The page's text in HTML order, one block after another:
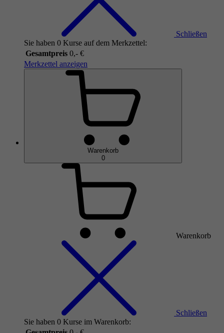
Schließen
Sie haben 0 Kurse auf dem Merkzettel:
Gesamtpreis 0,- €
Merkzettel anzeigen
Warenkorb
0
Warenkorb
Schließen
Sie haben 0 Kurse im Warenkorb: